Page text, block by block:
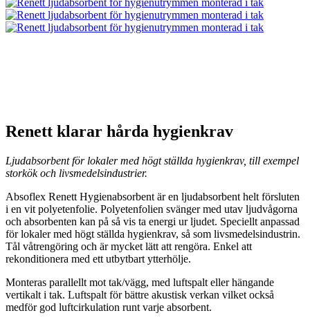
Renett klarar hårda hygienkrav
Ljudabsorbent för lokaler med högt ställda hygienkrav, till exempel
storkök och livsmedelsindustrier.
Absoflex Renett Hygienabsorbent är en ljudabsorbent helt försluten
i en vit polyetenfolie. Polyetenfolien svänger med utav ljudvågorna
och absorbenten kan på så vis ta energi ur ljudet. Speciellt anpassad
för lokaler med högt ställda hygienkrav, så som livsmedelsindustrin.
Tål våtrengöring och är mycket lätt att rengöra. Enkel att
rekonditionera med ett utbytbart ytterhölje.
Monteras parallellt mot tak/vägg, med luftspalt eller hängande
vertikalt i tak. Luftspalt för bättre akustisk verkan vilket också
medför god luftcirkulation runt varje absorbent.